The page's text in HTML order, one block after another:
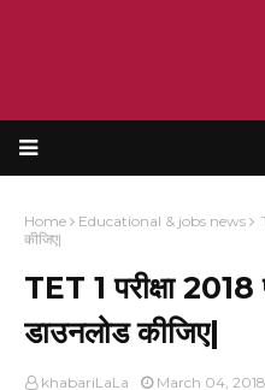
Home Educational & jobs news
कीजिए|
TET 1 परीक्षा
डाउनलोड कीजिए|
khabariLaLa March 04, 2018